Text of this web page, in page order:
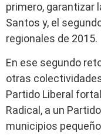
primero, garantizar
Santos y, el
regionales de 2015.
En ese segundo
otras
Partido Liberal
Radical, a un
municipios